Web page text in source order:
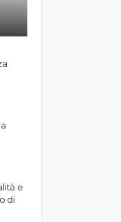
e
di